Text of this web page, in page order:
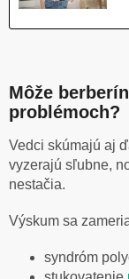
Môže
problémoch?
Vedci skúmajú aj
vyzerajú sľubne,
nestačia.
Výskum sa
syndróm